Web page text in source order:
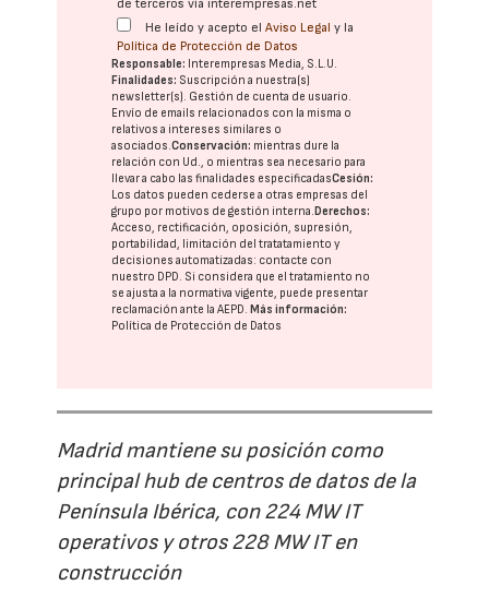
de terceros vía interempresas.net
He leído y acepto elAviso Legal y la
Política de Protección de Datos
Responsable: Interempresas Media, S.L.U.
Finalidades: Suscripción a nuestra(s)
newsletter(s). Gestión de cuenta de usuario.
Envío de emails relacionados con la misma o
relativos a intereses similares o
asociados.Conservación: mientras dure la
relación con Ud., o mientras sea necesario para
llevar a cabo las finalidades especificadasCesión:
Los datos pueden cederse a otras empresas del
grupo por motivos de gestión interna.Derechos:
Acceso, rectificación, oposición, supresión,
portabilidad, limitación del tratatamiento y
decisiones automatizadas: contacte con
nuestro DPD. Si considera que el tratamiento no
se ajusta a la normativa vigente, puede presentar
reclamación ante laAEPD.Más información:
Política de Protección de Datos
Madrid mantiene su posición como
principal hub de centros de datos de la
Península Ibérica, con 224 MW IT
operativos y otros 228 MW IT en
construcción